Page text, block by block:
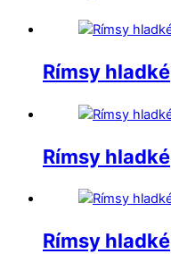
Rímsy hladké
Rímsy hladké
Rímsy hladké